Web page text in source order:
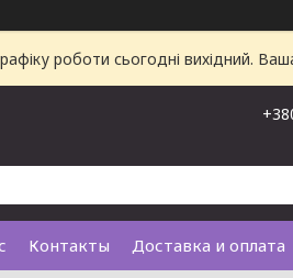
роботи сьогодні вихідний.
Контакты Доставка и оплата